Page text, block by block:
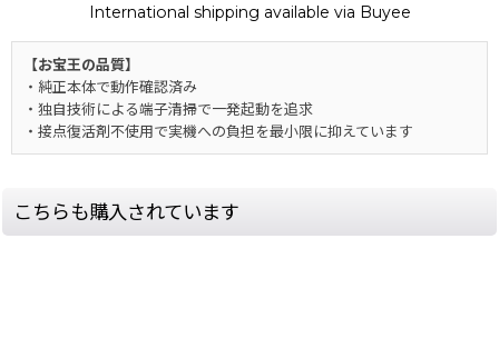
International shipping available via Buyee
【お宝王の品質】
・純正本体で動作確認済み
・独自技術による端子清掃で一発起動を追求
・接点復活剤不使用で実機への負担を最小限に抑えています
こちらも購入されています